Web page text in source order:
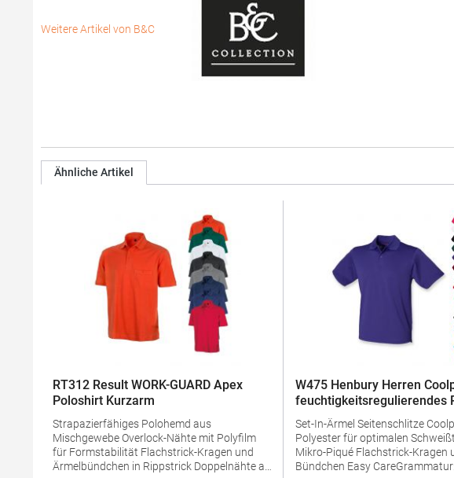
Weitere Artikel von B&C
Ähnliche Artikel
RT312 Result WORK-GUARD Apex
Poloshirt Kurzarm
Strapazierfähiges Polohemd aus
Mischgewebe Overlock-Nähte mit Polyfilm
für Formstabilität Flachstrick-Kragen und
Ärmelbündchen in Rippstrick Doppelnähte an
W475 Henbury Herren
feuchtigkeitsregulierendes
Set-In-Ärmel Seitenschlitze Coolplus®-
Polyester für optimalen
Mikro-Piqué Flachstrick-Kragen und -
Bündchen Easy CareGrammatur: 180